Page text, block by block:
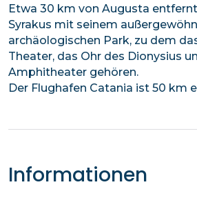
Etwa 30 km von Augusta
Syrakus mit seinem
archäologischen Park, zu dem
Theater, das Ohr des Dionysius
Amphitheater gehören.
Der Flughafen Catania ist 50 km
Informationen